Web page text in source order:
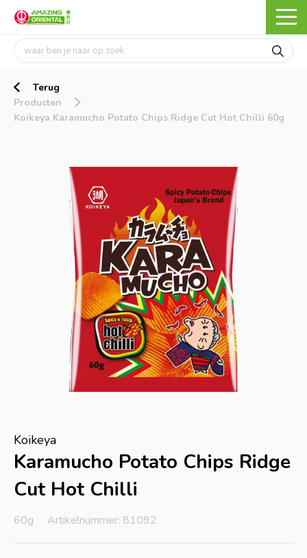
Terug
Producten
Koikeya Karamucho Potato Chips Ridge Cut Hot Chilli 60g
Koikeya
Karamucho Potato Chips Ridge
Cut Hot Chilli
60g Artikelnummer: 81092